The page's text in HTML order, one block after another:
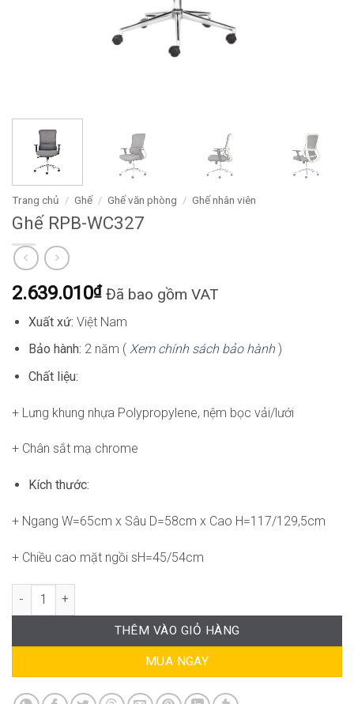
Trang chủ / Ghế / Ghế văn phòng / Ghế nhân viên
Ghế RPB-WC327
2.639.010₫ Đã bao gồm VAT
Xuất xứ: Việt Nam
Bảo hành: 2 năm ( Xem chính sách bảo hành)
Chất liệu:
+ Lưng khung nhựa Polypropylene, nệm bọc vải/lưới
+ Chân sắt mạ chrome
Kích thước:
+ Ngang W=65cm x Sâu D=58cm x Cao H=117/129,5cm
+ Chiều cao mặt ngồi sH=45/54cm
Ghế RPB-WC327 số lượng
THÊM VÀO GIỎ HÀNG
MUA NGAY